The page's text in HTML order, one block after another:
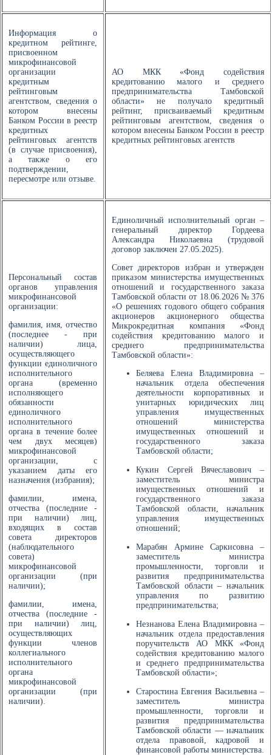
Информация о
кредитном рейтинге,
присвоенном
микрофинансовой
организации
кредитным
рейтинговым
агентством, сведения о
котором внесены
Банком России в реестр
кредитных
рейтинговых агентств
(в случае присвоения),
а также о его
подтверждении,
пересмотре или отзыве.
АО МКК «Фонд содействия
кредитованию малого и среднего
предпринимательства Тамбовской
области» не получало кредитный
рейтинг, присваиваемый кредитным
рейтинговым агентством, сведения о
котором внесены Банком России в реестр
кредитных рейтинговых агентств
Персональный состав
органов управления
микрофинансовой
организации:
фамилия, имя, отчество
(последнее - при
наличии) лица,
осуществляющего
функции единоличного
исполнительного
органа (временно
исполняющего
обязанности
единоличного
исполнительного
органа в течение более
чем двух месяцев)
микрофинансовой
организации, с
указанием даты его
назначения (избрания);
фамилии, имена,
отчества (последние -
при наличии) лиц,
входящих в состав
совета директоров
(наблюдательного
совета)
микрофинансовой
организации (при
наличии);
фамилии, имена,
отчества (последние -
при наличии) лиц,
осуществляющих
функции членов
коллегиального
исполнительного
органа
микрофинансовой
организации (при
наличии).
Единоличный исполнительный орган –
генеральный директор Гордеева
Александра Николаевна (трудовой
договор заключен 27.05.2025).
Совет директоров избран и утвержден
приказом министерства имущественных
отношений и государственного заказа
Тамбовской области от 18.06.2026 № 376
«О решениях годового общего собрания
акционеров акционерного общества
Микрокредитная компания «Фонд
содействия кредитованию малого и
среднего предпринимательства
Тамбовской области»:
Беляева Елена Владимировна –
начальник отдела обеспечения
деятельности корпоративных и
унитарных юридических лиц
управления имущественных
отношений министерства
имущественных отношений и
государственного заказа
Тамбовской области;
Кукин Сергей Вячеславович –
заместитель министра
имущественных отношений и
государственного заказа
Тамбовской области, начальник
управления имущественных
отношений;
Марабян Армине Саркисовна –
заместитель министра
промышленности, торговли и
развития предпринимательства
Тамбовской области – начальник
управления по развитию
предпринимательства;
Незнанова Елена Владимировна –
начальник отдела предоставления
поручительств АО МКК «Фонд
содействия кредитованию малого
и среднего предпринимательства
Тамбовской области»;
Старостина Евгения Васильевна –
заместитель министра
промышленности, торговли и
развития предпринимательства
Тамбовской области — начальник
отдела правовой, кадровой и
финансовой работы министерства.